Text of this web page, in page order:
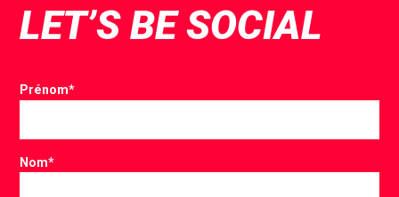
LET’S BE SOCIAL
Prénom*
Nom*